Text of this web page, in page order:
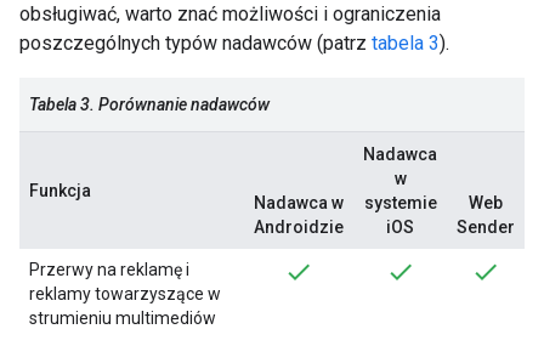
obsługiwać, warto znać możliwości i ograniczenia
poszczególnych typów nadawców (patrz tabela 3).
Tabela 3. Porównanie nadawców
Funkcja
Nadawca w
Androidzie
Nadawca
w
systemie
iOS
Web
Sender
Przerwy na reklamę i
reklamy towarzyszące w
strumieniu multimediów